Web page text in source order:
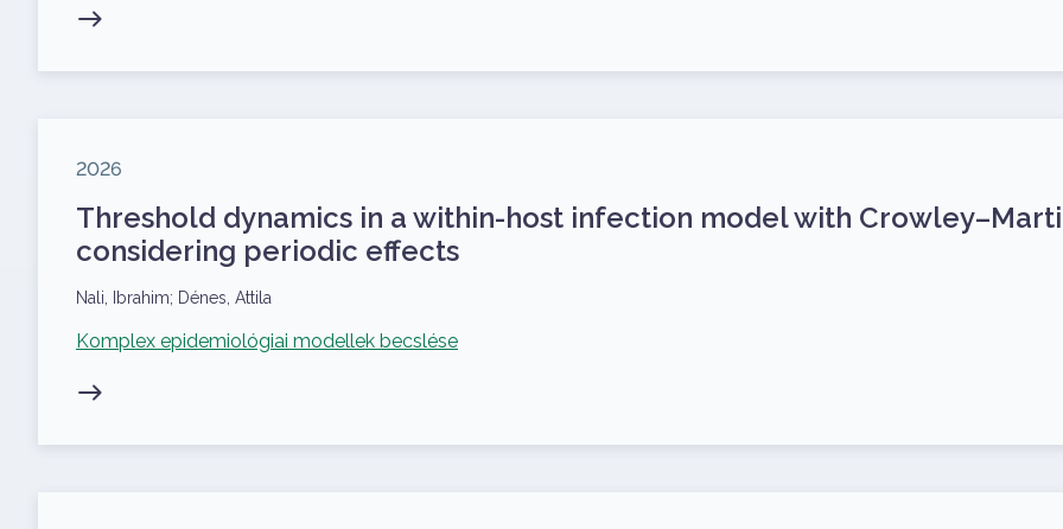
Megjelenés éve
2026
Threshold dynamics in a within-host infection model with
considering periodic effects
Szerzők
Nali, Ibrahim; Dénes, Attila
Kapcsolódó projekt
Komplex epidemiológiai modellek becslése